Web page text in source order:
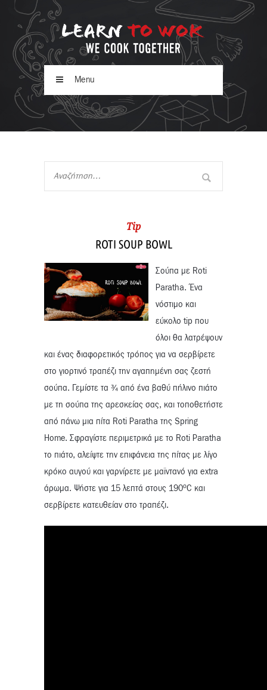
Menu
Tip
ROTI SOUP BOWL
Σούπα με Roti
Paratha. Ένα
νόστιμο και
εύκολο tip που
όλοι θα λατρέψουν
και ένας διαφορετικός τρόπος για να σερβίρετε
στο γιορτινό τραπέζι την αγαπημένη σας ζεστή
σούπα. Γεμίστε τα ¾ από ένα βαθύ πήλινο πιάτο
με τη σούπα της αρεσκείας σας, και τοποθετήστε
από πάνω μια πίτα Roti Paratha της Spring
Home. Σφραγίστε περιμετρικά με το Roti Paratha
το πιάτο, αλείψτε την επιφάνεια της πίτας με λίγο
κρόκο αυγού και γαρνίρετε με μαϊντανό για extra
άρωμα. Ψήστε για 15 λεπτά στους 190oC και
σερβίρετε κατευθείαν στο τραπέζι.